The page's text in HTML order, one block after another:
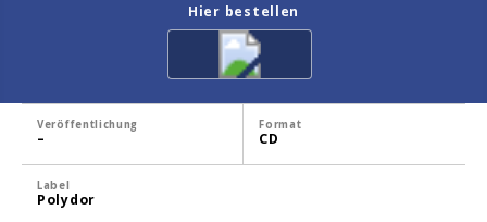
Hier bestellen
Veröffentlichung
–
Format
CD
Label
Polydor